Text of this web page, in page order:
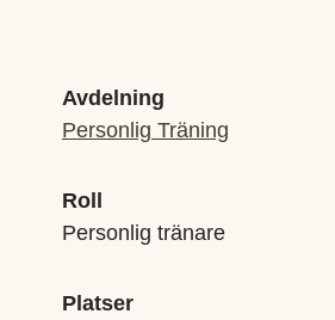
Avdelning
Personlig Träning
Roll
Personlig tränare
Platser